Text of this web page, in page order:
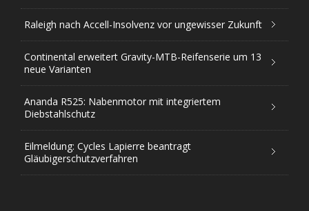
Raleigh nach Accell-Insolvenz vor ungewisser Zukunft
Continental erweitert Gravity-MTB-Reifenserie um 13
neue Varianten
Ananda R525: Nabenmotor mit integriertem
Diebstahlschutz
Eilmeldung: Cycles Lapierre beantragt
Gläubigerschutzverfahren